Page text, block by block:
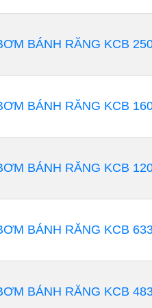
sản phẩm thực phẩm
trò quan trọng trong việc
cùng.
phẩm:Máy bơm thực
chuyển động và trộn
bơm thực phẩm phù hợp
phẩm, đặc biệt trong
sản xuất.
BÁNH RĂNG KCB
BÁNH RĂNG KCB
BÁNH RĂNG KCB
BÁNH RĂNG KCB
BÁNH RĂNG KCB